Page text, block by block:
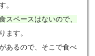
。
スペースはないので、
ます。
あるので、そこで食べ